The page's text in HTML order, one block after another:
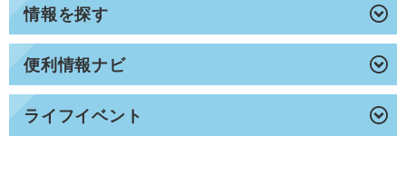
情報を探す
便利情報ナビ
ライフイベント